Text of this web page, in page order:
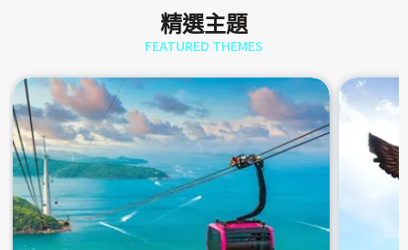
精選主題
FEATURED THEMES